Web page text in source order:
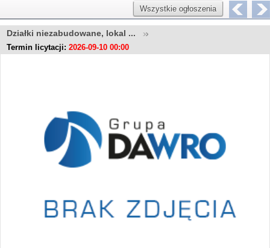
Wszystkie ogłoszenia
Działki niezabudowane, lokal ...
Termin licytacji: 2026-09-10 00:00